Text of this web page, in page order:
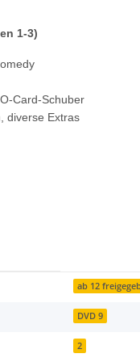
1-3)
Card-Schuber
diverse Extras
ab 12
DVD 9
2